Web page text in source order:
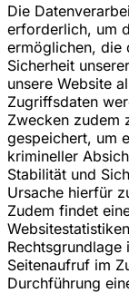
Die
erforderlich, um
ermöglichen, die
Sicherheit
unsere Website
Zugriffsdaten
Zwecken zudem
gespeichert, um
krimineller
Stabilität und
Ursache hierfür
Zudem findet
Seitenaufruf im
Durchführung